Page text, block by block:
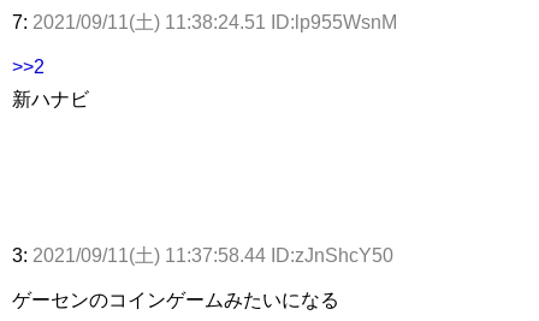
7: 2021/09/11(土) 11:38:24.51 ID:lp955WsnM
>>2
新ハナビ
3: 2021/09/11(土) 11:37:58.44 ID:zJnShcY50
ゲーセンのコインゲームみたいになる